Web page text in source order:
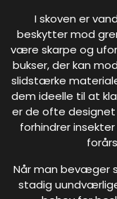
I skoven er
beskytter mod
være skarpe og
bukser, der kan
slidstærke
dem ideelle til at
er de ofte
forhindrer
Når man bevæger
stadig